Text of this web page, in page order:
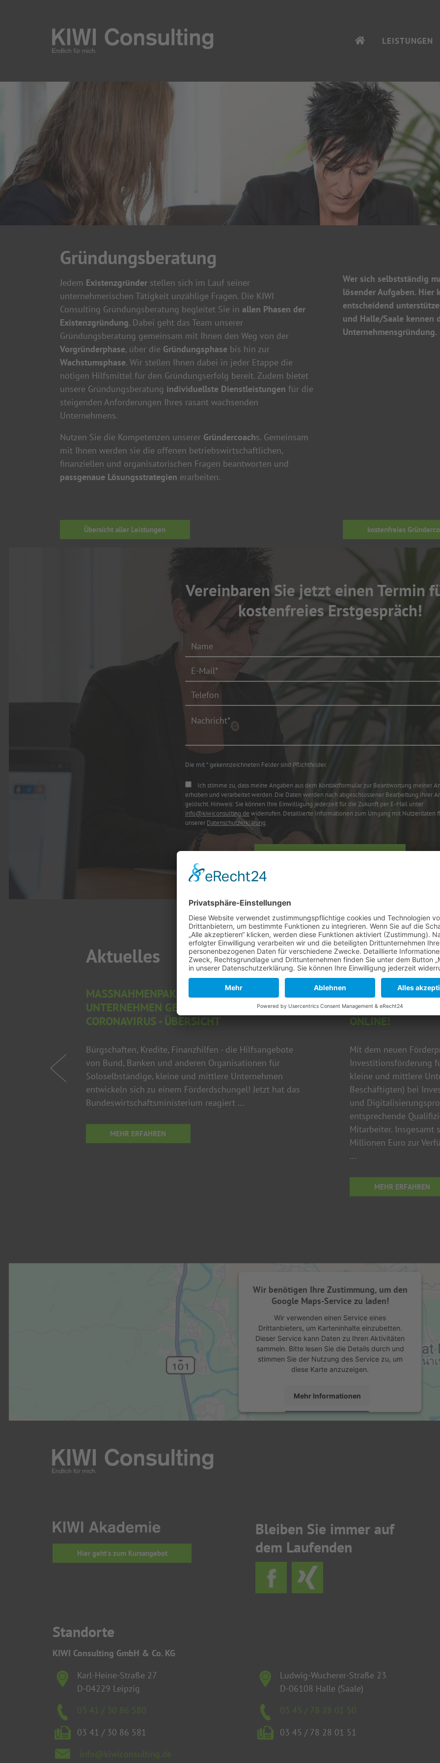
LEISTUNGEN
Gründungsberatung
Jedem Existenzgründerstellen sich im Lauf seiner
unternehmerischen Tätigkeit unzählige Fragen. Die KIWI
Consulting Gründungsberatung begleitet Sie in allen Phasen der
Existenzgründung. Dabei geht das Team unserer
Gründungsberatung gemeinsam mit Ihnen den Weg von der
Vorgründerphase, über die Gründungsphasebis hin zur
Wachstumsphase. Wir stellen Ihnen dabei in jeder Etappe die
nötigen Hilfsmittel für den Gründungserfolg bereit. Zudem bietet
unsere Gründungsberatung individuellste Dienstleistungen für die
steigenden Anforderungen Ihres rasant wachsenden
Unternehmens.
Nutzen Sie die Kompetenzen unserer Gründercoachs. Gemeinsam
mit Ihnen werden sie die offenen betriebswirtschaftlichen,
finanziellen und organisatorischen Fragen beantworten und
passgenaue Lösungsstrategien erarbeiten.
Wer sich selbstständig
lösender Aufgaben. Hier
entscheidend
und Halle/Saale kennen
Unternehmensgründung.
Übersicht aller Leistungen kostenfreies
Vereinbaren Sie jetzt einen Termin
kostenfreies Erstgespräch!
Die mit * gekennzeichneten Felder sind Pflichtfelder.
Ich stimme zu, dass meine Angaben aus dem Kontaktformular zur Beantwortung meiner
erhoben und verarbeitet werden. Die Daten werden nach abgeschlossener Bearbeitung Ihrer
gelöscht. Hinweis: Sie können Ihre Einwilligung jederzeit für die Zukunft per E-Mail unter
info@kiwiconsulting.de widerrufen. Detaillierte Informationen zum Umgang mit Nutzerdaten
unserer Datenschutzerklärung.
NACHRICHT ABSCHICKEN
Aktuelles
MASSNAHMENPAKET DES BUNDES FÜR U
NTERNEHMEN GEGEN DIE FOLGEN DES C
ORONAVIRUS - ÜBERSICHT
Bürgschaften, Kredite, Finanzhilfen - die Hilfsangebote
von Bund, Banken und anderen Organisationen für
Soloselbständige, kleine und mittlere Unternehmen
entwickeln sich zu einem Förderdschungel! Jetzt hat das
Bundeswirtschaftsministerium reagiert ...
MEHR ERFAHREN
NEUES
ONLINE!
Mit dem neuen
Investitionsförderung
kleine und mittlere
Beschäftigten) bei
und
entsprechende
Mitarbeiter. Insgesamt
Millionen Euro zur
...
MEHR ERFAHREN
Wir benötigen Ihre Zustimmung, um den
Google Maps-Service zu laden!
Wir verwenden einen Service eines
Drittanbieters, um Karteninhalte einzubetten.
Dieser Service kann Daten zu Ihren Aktivitäten
sammeln. Bitte lesen Sie die Details durch und
stimmen Sie der Nutzung des Service zu, um
diese Karte anzuzeigen.
Mehr Informationen
Akzeptieren
Hier geht's zum Kursangebot
Bleiben Sie immer auf
dem Laufenden
Standorte
KIWI Consulting GmbH & Co. KG
Karl-Heine-Straße 27
D-04229 Leipzig
03 41 / 30 86 580
03 41 / 30 86 581
info@kiwiconsulting.de
Ludwig-Wucherer-Straße 23
D-06108 Halle (Saale)
03 45 / 78 28 01 50
03 45 / 78 28 01 51